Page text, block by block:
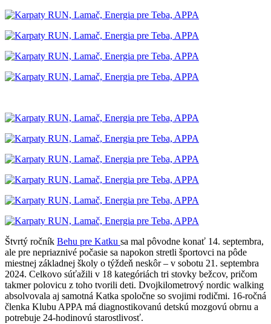
Štvrtý ročník Behu pre Katku sa mal pôvodne konať 14. septembra,
ale pre nepriaznivé počasie sa napokon stretli športovci na pôde
miestnej základnej školy o týždeň neskôr – v sobotu 21. septembra
2024. Celkovo súťažili v 18 kategóriách tri stovky bežcov, pričom
takmer polovicu z toho tvorili deti. Dvojkilometrový nordic walking
absolvovala aj samotná Katka spoločne so svojimi rodičmi. 16-ročná
členka Klubu APPA má diagnostikovanú detskú mozgovú obrnu a
potrebuje 24-hodinovú starostlivosť.